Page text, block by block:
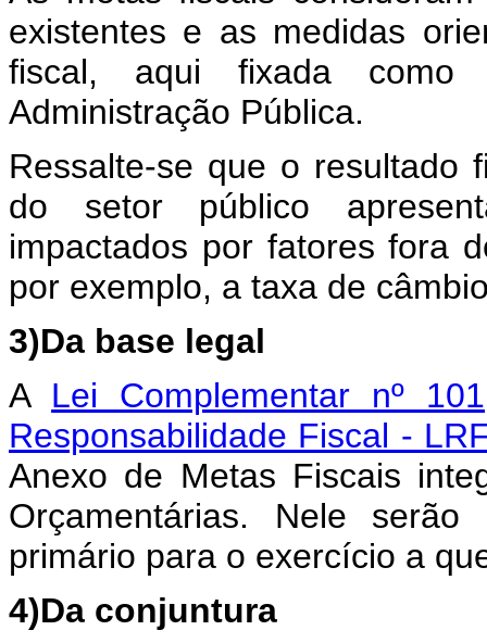
existentes e as medidas
fiscal, aqui fixada como
Administração Pública.
Ressalte-se que o resultado
do setor público
impactados por fatores fora
por exemplo, a taxa de
3)Da base legal
A Lei Complementar nº
Responsabilidade Fiscal -
Anexo de Metas Fiscais
Orçamentárias. Nele
primário para o exercício a
4)Da conjuntura